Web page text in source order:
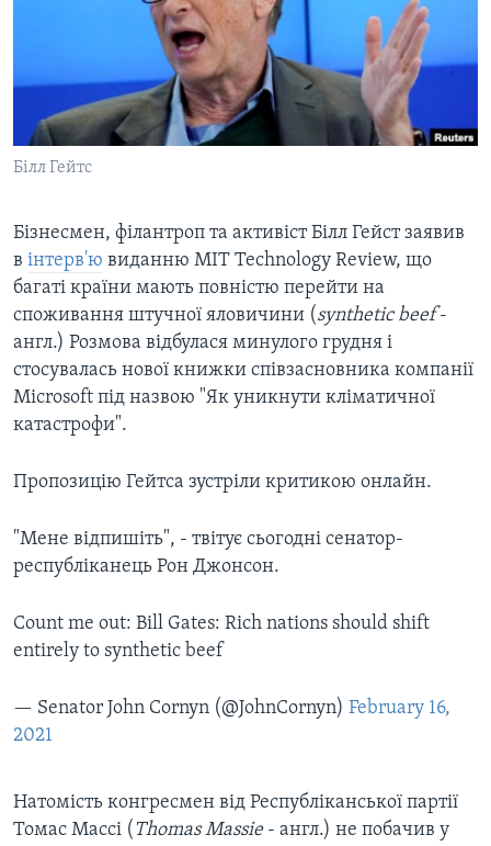
ІСТОРІЇ УСПІХУ УКРАЇНЦІВ
ЧАС-TIME
БРИФІНГ ГОЛОСУ АМЕРИКИ
СТУДІЯ ВАШИНГТОН
ПРАЙМ-ТАЙМ
ПОГЛЯД З ВАШИНГТОНА
ENGLISH
Learning English
Мови
Білл Гейтс
Бізнесмен, філантроп та активіст Білл Гейст заявив
в інтерв'ю виданню MIT Technology Review, що
багаті країни мають повністю перейти на
споживання штучної яловичини (synthetic beef-
англ.) Розмова відбулася минулого грудня і
стосувалась нової книжки співзасновника компанії
Microsoft під назвою "Як уникнути кліматичної
катастрофи".
Пропозицію Гейтса зустріли критикою онлайн.
"Мене відпишіть", - твітує сьогодні сенатор-
республіканець Рон Джонсон.
Count me out: Bill Gates: Rich nations should shift
entirely to synthetic beef
— Senator John Cornyn (@JohnCornyn) February 16,
2021
Натомість конгресмен від Республіканської партії
Томас Массі ( Thomas Massie - англ.) не побачив у